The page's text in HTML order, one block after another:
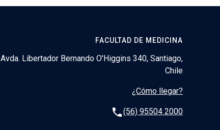
FACULTAD DE MEDICINA
Avda. Libertador Bernando O'Higgins 340, Santiago,
Chile
¿Cómo llegar?
phone(56) 95504 2000